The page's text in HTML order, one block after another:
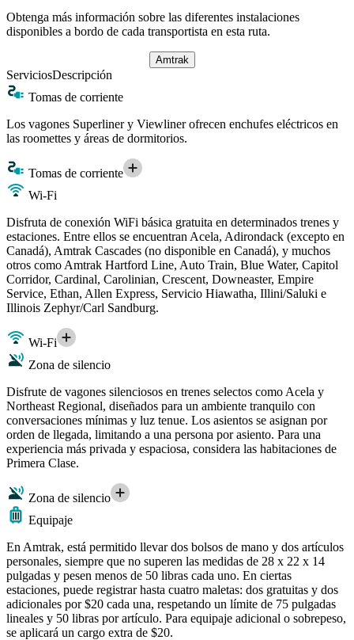
Obtenga más información sobre las diferentes instalaciones
disponibles a bordo de cada transportista en esta ruta.
Amtrak
ServiciosDescripción
Tomas de corriente
Los vagones Superliner y Viewliner ofrecen enchufes eléctricos en
las roomettes y áreas de dormitorios.
Tomas de corriente
Wi-Fi
Disfruta de conexión WiFi básica gratuita en determinados trenes y
estaciones. Entre ellos se encuentran Acela, Adirondack (excepto en
Canadá), Amtrak Cascades (no disponible en Canadá), y muchos
otros como Amtrak Hartford Line, Auto Train, Blue Water, Capitol
Corridor, Cardinal, Carolinian, Crescent, Downeaster, Empire
Service, Ethan, Allen Express, Servicio Hiawatha, Illini/Saluki e
Illinois Zephyr/Carl Sandburg.
Wi-Fi
Zona de silencio
Disfrute de vagones silenciosos en trenes selectos como Acela y
Northeast Regional, diseñados para un ambiente tranquilo con
conversaciones mínimas y luz tenue. Los asientos se asignan por
orden de llegada, limitando a una persona por asiento. Para una
experiencia más privada y espaciosa, considera las habitaciones de
Primera Clase.
Zona de silencio
Equipaje
En Amtrak, está permitido llevar dos bolsos de mano y dos artículos
personales, siempre que no superen las medidas de 28 x 22 x 14
pulgadas y pesen menos de 50 libras cada uno. En ciertas
estaciones, puede registrar hasta cuatro maletas: dos gratuitas y dos
adicionales por $20 cada una, respetando un límite de 75 pulgadas
lineales y 50 libras por artículo. Para equipaje adicional o sobrepeso,
se aplicará un cargo extra de $20.